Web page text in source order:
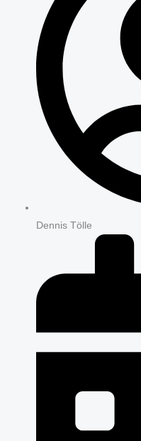
Dennis Tölle